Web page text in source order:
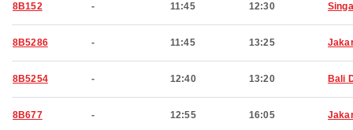
8B152 - 11:45 12:30
8B5286 - 11:45 13:25
8B5254 - 12:40 13:20 Bali
8B677 - 12:55 16:05